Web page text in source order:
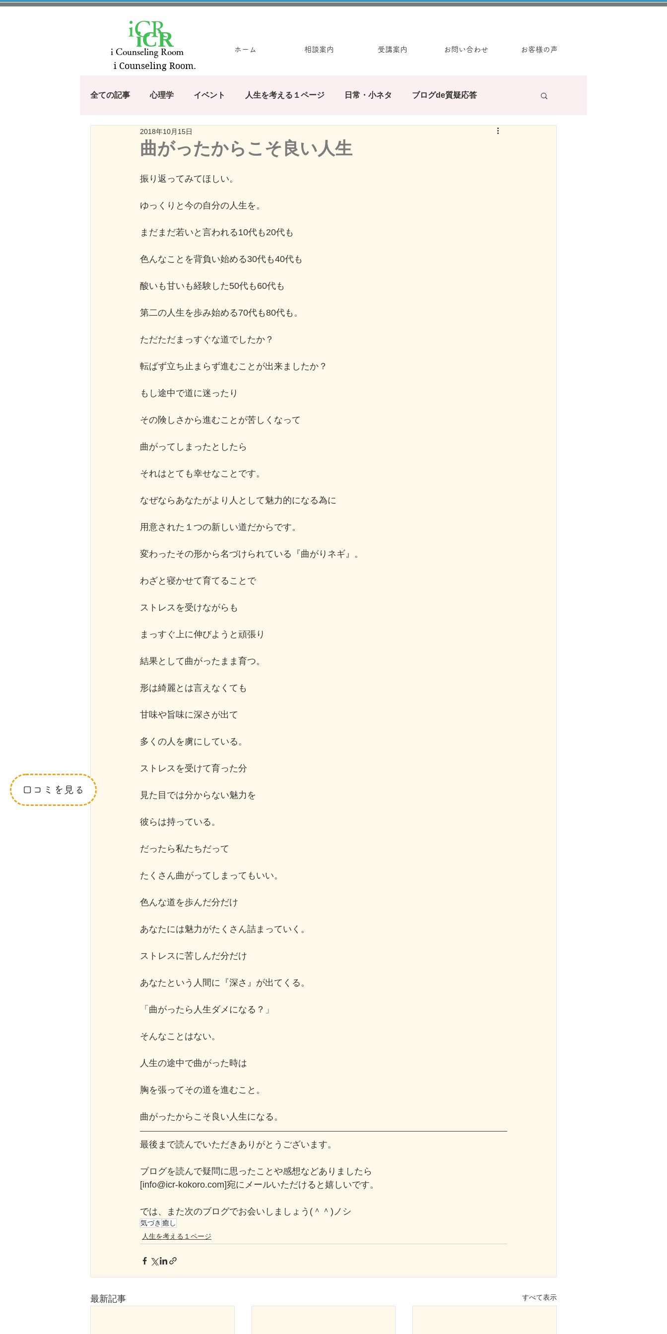
i Counseling Room
iCR
ホーム 相談案内 受講案内 お問い合わせ お客様の声
口コミを見る
全ての記事 心理学 イベント 人生を考える１ページ 日常・小ネタ ブログde質疑応答
漫画・アニメから学ぶシリーズ
100のコトバ つぶやき
曲がったからこそ良い人生
2018年10月15日
振り返ってみてほしい。
ゆっくりと今の自分の人生を。
まだまだ若いと言われる10代も20代も
色んなことを背負い始める30代も40代も
酸いも甘いも経験した50代も60代も
第二の人生を歩み始める70代も80代も。
ただただまっすぐな道でしたか？
転ばず立ち止まらず進むことが出来ましたか？
もし途中で道に迷ったり
その険しさから進むことが苦しくなって
曲がってしまったとしたら
それはとても幸せなことです。
なぜならあなたがより人として魅力的になる為に
用意された１つの新しい道だからです。
変わったその形から名づけられている『曲がりネギ』。
わざと寝かせて育てることで
ストレスを受けながらも
まっすぐ上に伸びようと頑張り
結果として曲がったまま育つ。
形は綺麗とは言えなくても
甘味や旨味に深さが出て
多くの人を虜にしている。
ストレスを受けて育った分
見た目では分からない魅力を
彼らは持っている。
だったら私たちだって
たくさん曲がってしまってもいい。
色んな道を歩んだ分だけ
あなたには魅力がたくさん詰まっていく。
ストレスに苦しんだ分だけ
あなたという人間に『深さ』が出てくる。
「曲がったら人生ダメになる？」
そんなことはない。
人生の途中で曲がった時は
胸を張ってその道を進むこと。
曲がったからこそ良い人生になる。
最後まで読んでいただきありがとうございます。
ブログを読んで疑問に思ったことや感想などありましたら
[info@icr-kokoro.com]宛にメールいただけると嬉しいです。
では、また次のブログでお会いしましょう(＾＾)ノシ
気づき 癒し
人生を考える１ページ
最新記事 すべて表示
iCR
i Counseling Room.